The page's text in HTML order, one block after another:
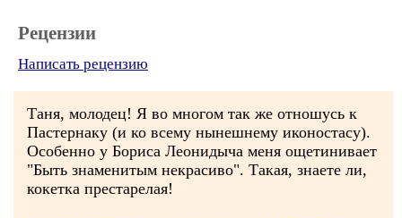
Рецензии
Написать рецензию
Таня, молодец! Я во многом так же отношусь к
Пастернаку (и ко всему нынешнему иконостасу).
Особенно у Бориса Леонидыча меня ощетинивает
"Быть знаменитым некрасиво". Такая, знаете ли,
кокетка престарелая!